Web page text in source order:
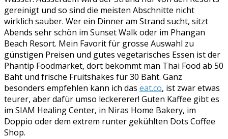
gereinigt und so sind die meisten Abschnitte nicht
wirklich sauber. Wer ein Dinner am Strand sucht, sitzt
Abends sehr schön im Sunset Walk oder im Phangan
Beach Resort. Mein Favorit für grosse Auswahl zu
günstigen Preisen und gutes vegetarisches Essen ist der
Phantip Foodmarket, dort bekommt man Thai Food ab 50
Baht und frische Fruitshakes für 30 Baht. Ganz
besonders empfehlen kann ich das eat.co, ist zwar etwas
teurer, aber dafür umso leckererer! Guten Kaffee gibt es
im SIAM Healing Center, in Niras Home Bakery, im
Doppio oder dem extrem runter gekühlten Dots Coffee
Shop.